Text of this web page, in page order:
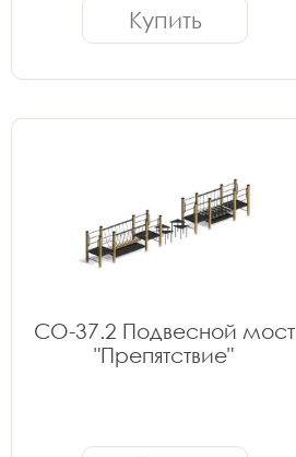
Купить
СО-37.2 Подвесной мост
"Препятствие"